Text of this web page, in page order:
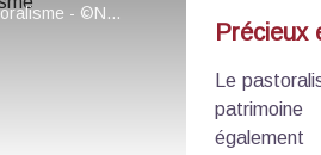
Voir l'image en plein écran
Pastoralisme - ©N.LANCELOT_OTGQ
et pastoralisme Précieux
Le